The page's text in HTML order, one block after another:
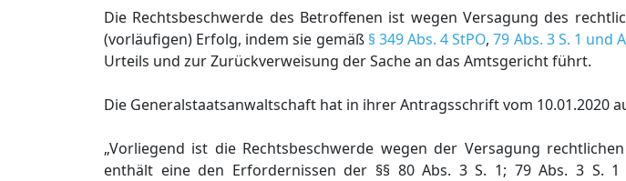
Die Rechtsbeschwerde des Betroffenen ist wegen Versagung des
(vorläufigen) Erfolg, indem sie gemäß § 349 Abs. 4 StPO,79 Abs. 3 S. 1 und
Urteils und zur Zurückverweisung der Sache an das Amtsgericht führt.
Die Generalstaatsanwaltschaft hat in ihrer Antragsschrift vom 10.01.2020
„Vorliegend ist die Rechtsbeschwerde wegen der Versagung
enthält eine den Erfordernissen der §§ 80 Abs. 3 S. 1; 79 Abs. 3 S.